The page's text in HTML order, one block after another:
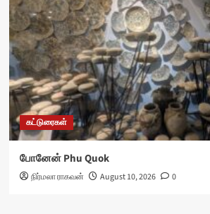
கட்டுரைகள்
போனேன் Phu Quok
நிர்மலா ராகவன் August 10, 2026 0